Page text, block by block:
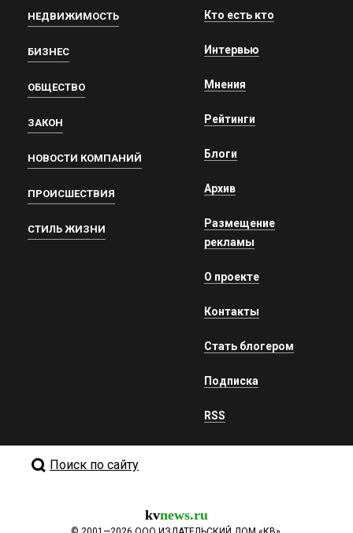
НЕДВИЖИМОСТЬ
БИЗНЕС
ОБЩЕСТВО
ЗАКОН
НОВОСТИ КОМПАНИЙ
ПРОИСШЕСТВИЯ
СТИЛЬ ЖИЗНИ
Кто есть кто
Интервью
Мнения
Рейтинги
Блоги
Архив
Размещение
рекламы
О проекте
Контакты
Стать блогером
Подписка
RSS
Поиск по сайту
kvnews.ru